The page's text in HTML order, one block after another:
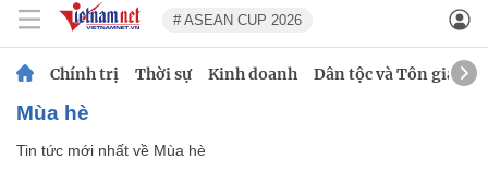
# ASEAN CUP 2026
Chính trị Thời sự Kinh doanh Dân tộc và Tôn giáo
Mùa hè
Tin tức mới nhất về Mùa hè